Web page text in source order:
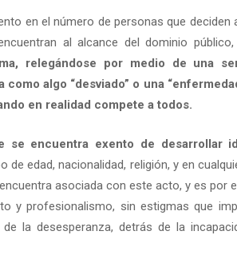
en el número de personas que deciden
al alcance del dominio público,
relegándose por medio de una
algo “desviado” o una
en realidad compete a todos.
se encuentra exento de desarrollar
de edad, nacionalidad, religión, y en
asociada con este acto, y es por
y profesionalismo, sin estigmas que
la desesperanza, detrás de la